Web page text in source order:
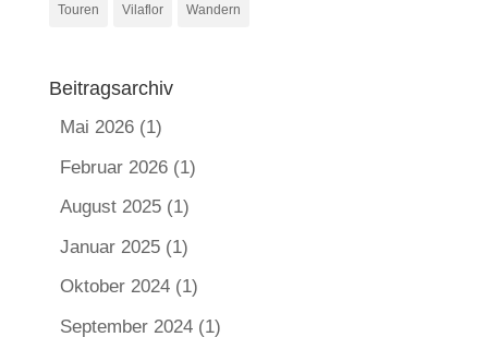
Touren Vilaflor Wandern
Beitragsarchiv
Mai 2026(1)
Februar 2026(1)
August 2025(1)
Januar 2025(1)
Oktober 2024(1)
September 2024(1)